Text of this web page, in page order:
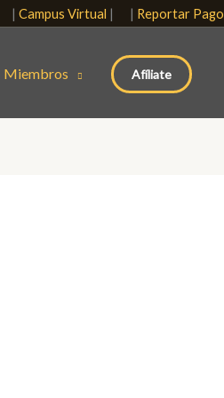
| Campus Virtual | | Reportar Pago
Miembros Afíliate